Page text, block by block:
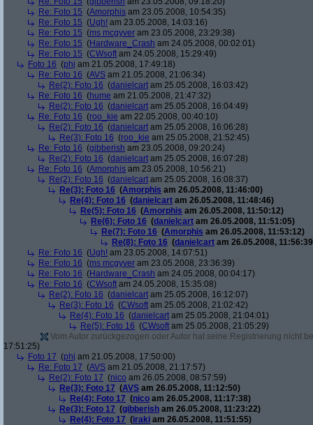
Re: Foto 15 (Amorphis am 23.05.2008, 10:54:35)
Re: Foto 15 (Ugh! am 23.05.2008, 14:03:16)
Re: Foto 15 (ms mcgyver am 23.05.2008, 23:29:38)
Re: Foto 15 (Hardware_Crash am 24.05.2008, 00:02:01)
Re: Foto 15 (CWsoft am 24.05.2008, 15:29:49)
Foto 16 (phj am 21.05.2008, 17:49:18)
Re: Foto 16 (AVS am 21.05.2008, 21:06:34)
Re(2): Foto 16 (danielcart am 25.05.2008, 16:03:42)
Re: Foto 16 (hume am 21.05.2008, 21:47:32)
Re(2): Foto 16 (danielcart am 25.05.2008, 16:04:49)
Re: Foto 16 (roo_kie am 22.05.2008, 00:40:10)
Re(2): Foto 16 (danielcart am 25.05.2008, 16:06:28)
Re(3): Foto 16 (roo_kie am 25.05.2008, 21:52:45)
Re: Foto 16 (gibberish am 23.05.2008, 09:20:24)
Re(2): Foto 16 (danielcart am 25.05.2008, 16:07:28)
Re: Foto 16 (Amorphis am 23.05.2008, 10:56:21)
Re(2): Foto 16 (danielcart am 25.05.2008, 16:08:37)
Re(3): Foto 16 (Amorphis am 26.05.2008, 11:46:00)
Re(4): Foto 16 (danielcart am 26.05.2008, 11:48:46)
Re(5): Foto 16 (Amorphis am 26.05.2008, 11:50:12)
Re(6): Foto 16 (danielcart am 26.05.2008, 11:51:05)
Re(7): Foto 16 (Amorphis am 26.05.2008, 11:53:12)
Re(8): Foto 16 (danielcart am 26.05.2008,
Re: Foto 16 (Ugh! am 23.05.2008, 14:07:51)
Re: Foto 16 (ms mcgyver am 23.05.2008, 23:36:39)
Re: Foto 16 (Hardware_Crash am 24.05.2008, 00:04:17)
Re: Foto 16 (CWsoft am 24.05.2008, 15:35:08)
Re(2): Foto 16 (danielcart am 25.05.2008, 16:12:07)
Re(3): Foto 16 (CWsoft am 25.05.2008, 21:02:42)
Re(4): Foto 16 (danielcart am 25.05.2008, 21:04:01)
Re(5): Foto 16 (CWsoft am 25.05.2008, 21:05:29)
Vom Autor zurückgezogen oder Autor hat seine Registrierung nicht
17:51:25)
Foto 17 (phj am 21.05.2008, 17:50:00)
Re: Foto 17 (AVS am 21.05.2008, 21:17:57)
Re(2): Foto 17 (nico am 26.05.2008, 08:57:59)
Re(3): Foto 17 (AVS am 26.05.2008, 11:12:50)
Re(4): Foto 17 (nico am 26.05.2008, 11:17:38)
Re(3): Foto 17 (gibberish am 26.05.2008, 11:23:22)
Re(4): Foto 17 (iraki am 26.05.2008, 11:51:55)